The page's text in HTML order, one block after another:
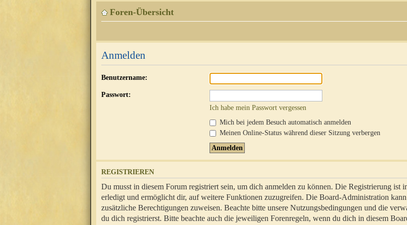
Foren-Übersicht
Anmelden
Benutzername:
Passwort:
Ich habe mein Passwort vergessen
Mich bei jedem Besuch automatisch anmelden
Meinen Online-Status während dieser Sitzung verbergen
REGISTRIEREN
Du musst in diesem Forum registriert sein, um dich anmelden zu können. Die Registrierung ist
erledigt und ermöglicht dir, auf weitere Funktionen zuzugreifen. Die Board-Administration
zusätzliche Berechtigungen zuweisen. Beachte bitte unsere Nutzungsbedingungen und die
du dich registrierst. Bitte beachte auch die jeweiligen Forenregeln, wenn du dich in diesem